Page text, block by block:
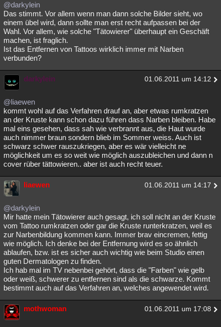
@darkylein
Das stimmt. Vor allem wenn man dann solche Bilder sieht, wo
einem übel wird, dann sollte man erst recht aufpassen bei der
Wahl. Vor allem, wie solche "Tätowierer" überhaupt ein Geschäft
machen, ist fraglich.
Ist das Entfernen von Tattoos wirklich immer mit Narben
verbunden?
darkylein 01.06.2011 um 14:12
@liaewen
kommt wohl auf das Verfahren drauf an, aber etwas rumkratzen
an der Kruste kann schon dazu führen dass Narben bleiben. Habe
mal eins gesehen, dass sah wie verbrannt aus, die Haut wurde
auch nimmer braun sondern blieb im Sommer weiss. Auch ist
schwarz schwer rauszukriegen, aber es wär vielleicht ne
möglichkeit um es so weit wie möglich auszubleichen und dann n
cover rüber tättowieren.. aber ist auch recht teuer.
liaewen 01.06.2011 um 14:17
@darkylein
Mir hatte mein Tätowierer auch gesagt, ich soll nicht an der Kruste
vom Tattoo rumkratzen oder gar die Kruste runterkratzen, weil es
zur Narbenbildung kommen kann. Immer brav eincremen, fettig
wie möglich. Ich denke bei der Entfernung wird es so ähnlich
ablaufen, bzw. ist es sicher auch wichtig wie beim Studio einen
guten Dermatologen zu finden.
Ich hab mal im TV nebenbei gehört, dass die "Farben" wie gelb
oder weiß, schwerer zu entfernen sind als die schwarze. Kommt
bestimmt auch auf das Verfahren an, welches angewendet wird.
mothwoman 01.06.2011 um 17:08